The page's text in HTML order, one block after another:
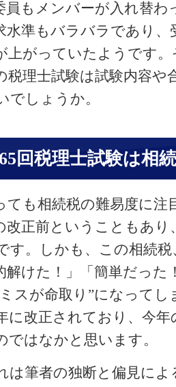
員もメンバーが入れ替わ
水準もバラバラであり、
上がっていたようです
税理士試験は試験内容や
でしょうか。
回税理士試験は相
ても相続税の難易度に注
改正前ということもあり
す。しかも、この相続
解けた！」「簡単だった
スが命取り”になって
に改正されており、今
ではなかと思います。
は筆者の独断と偏見に